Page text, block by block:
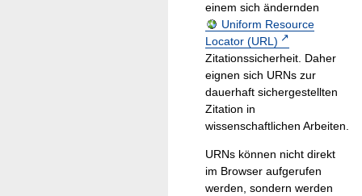
einem sich ändernden
Uniform Resource
Locator (URL)
Zitationssicherheit. Daher
eignen sich URNs zur
dauerhaft sichergestellten
Zitation in
wissenschaftlichen Arbeiten.
URNs können nicht direkt
im Browser aufgerufen
werden, sondern werden